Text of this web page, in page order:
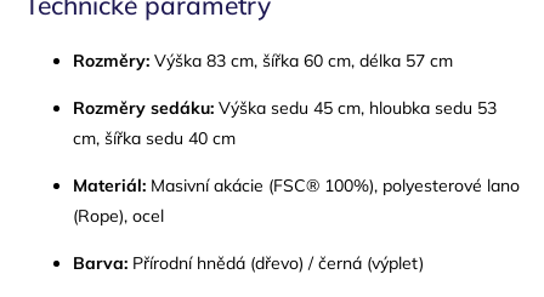
Rozměry: Výška 83 cm, šířka 60 cm, délka 57 cm
Rozměry sedáku: Výška sedu 45 cm, hloubka sedu 53
cm, šířka sedu 40 cm
Materiál: Masivní akácie (FSC® 100%), polyesterové lano
(Rope), ocel
Barva: Přírodní hnědá (dřevo) / černá (výplet)